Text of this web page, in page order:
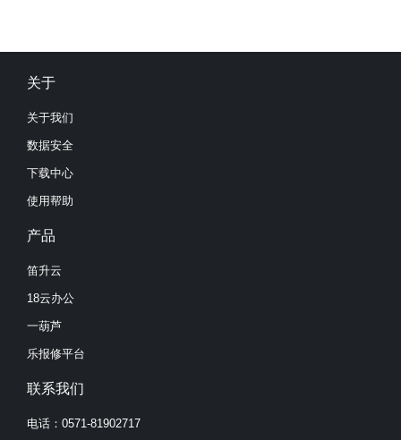
关于
关于我们
数据安全
下载中心
使用帮助
产品
笛升云
18云办公
一葫芦
乐报修平台
联系我们
电话：0571-81902717